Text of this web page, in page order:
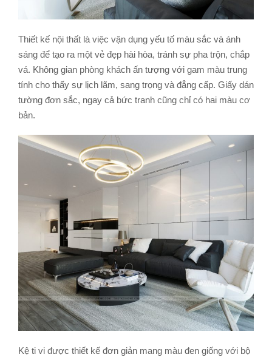
Thiết kế nội thất là việc vận dụng yếu tố màu sắc và ánh
sáng để tạo ra một vẻ đẹp hài hòa, tránh sự pha trộn, chắp
vá. Không gian phòng khách ấn tượng với gam màu trung
tính cho thấy sự lịch lãm, sang trọng và đẳng cấp. Giấy dán
tường đơn sắc, ngay cả bức tranh cũng chỉ có hai màu cơ
bản.
Kệ ti vi được thiết kế đơn giản mang màu đen giống với bộ